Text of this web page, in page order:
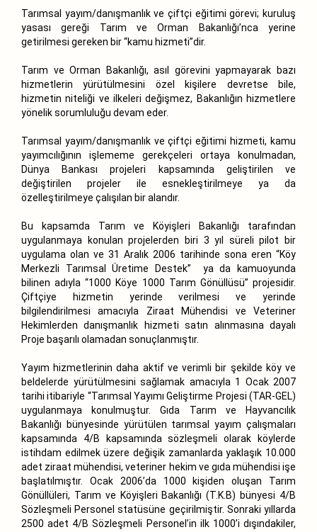
Tarımsal yayım/danışmanlık ve çiftçi eğitimi görevi; kuruluş
yasası gereği Tarım ve Orman Bakanlığı’nca yerine
getirilmesi gereken bir “kamu hizmeti”dir.
Tarım ve Orman Bakanlığı, asıl görevini yapmayarak bazı
hizmetlerin yürütülmesini özel kişilere devretse bile,
hizmetin niteliği ve ilkeleri değişmez, Bakanlığın hizmetlere
yönelik sorumluluğu devam eder.
Tarımsal yayım/danışmanlık ve çiftçi eğitimi hizmeti, kamu
yayımcılığının işlememe gerekçeleri ortaya konulmadan,
Dünya Bankası projeleri kapsamında geliştirilen ve
değiştirilen projeler ile esnekleştirilmeye ya da
özelleştirilmeye çalışılan bir alandır.
Bu kapsamda Tarım ve Köyişleri Bakanlığı tarafından
uygulanmaya konulan projelerden biri 3 yıl süreli pilot bir
uygulama olan ve 31 Aralık 2006 tarihinde sona eren “Köy
Merkezli Tarımsal Üretime Destek” ya da kamuoyunda
bilinen adıyla “1000 Köye 1000 Tarım Gönüllüsü” projesidir.
Çiftçiye hizmetin yerinde verilmesi ve yerinde
bilgilendirilmesi amacıyla Ziraat Mühendisi ve Veteriner
Hekimlerden danışmanlık hizmeti satın alınmasına dayalı
Proje başarılı olamadan sonuçlanmıştır.
Yayım hizmetlerinin daha aktif ve verimli bir şekilde köy ve
beldelerde yürütülmesini sağlamak amacıyla 1 Ocak 2007
tarihi itibariyle “Tarımsal Yayımı Geliştirme Projesi (TAR-GEL)
uygulanmaya konulmuştur. Gıda Tarım ve Hayvancılık
Bakanlığı bünyesinde yürütülen tarımsal yayım çalışmaları
kapsamında 4/B kapsamında sözleşmeli olarak köylerde
istihdam edilmek üzere değişik zamanlarda yaklaşık 10.000
adet ziraat mühendisi, veteriner hekim ve gıda mühendisi işe
başlatılmıştır. Ocak 2006’da 1000 kişiden oluşan Tarım
Gönüllüleri, Tarım ve Köyişleri Bakanlığı (T.K.B) bünyesi 4/B
Sözleşmeli Personel statüsüne geçirilmiştir. Sonraki yıllarda
2500 adet 4/B Sözleşmeli Personel’in ilk 1000’i dışındakiler,